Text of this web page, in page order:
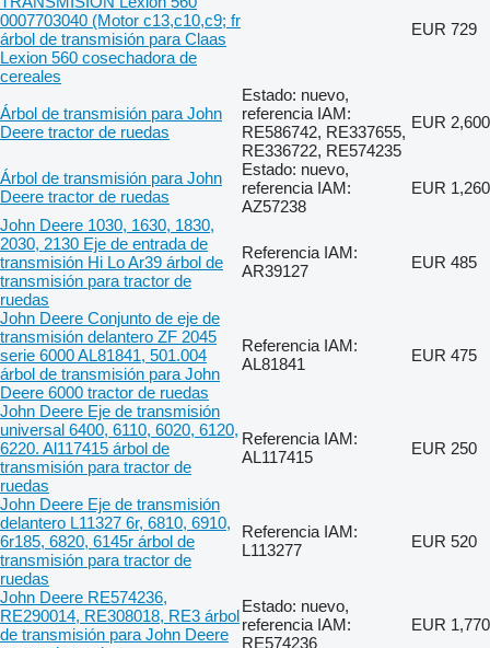
0007703040 (Motor c13,c10,c9; fr
árbol de transmisión para Claas
Lexion 560 cosechadora de
cereales
EUR 729
Árbol de transmisión para John
Deere tractor de ruedas
Estado: nuevo,
referencia IAM:
RE586742, RE337655,
RE336722, RE574235
EUR 2,600
Árbol de transmisión para John
Deere tractor de ruedas
Estado: nuevo,
referencia IAM:
AZ57238
EUR 1,260
John Deere 1030, 1630, 1830,
2030, 2130 Eje de entrada de
transmisión Hi Lo Ar39 árbol de
transmisión para tractor de
ruedas
Referencia IAM:
AR39127
EUR 485
John Deere Conjunto de eje de
transmisión delantero ZF 2045
serie 6000 AL81841, 501.004
árbol de transmisión para John
Deere 6000 tractor de ruedas
Referencia IAM:
AL81841
EUR 475
John Deere Eje de transmisión
universal 6400, 6110, 6020, 6120,
6220. Al117415 árbol de
transmisión para tractor de
ruedas
Referencia IAM:
AL117415
EUR 250
John Deere Eje de transmisión
delantero L11327 6r, 6810, 6910,
6r185, 6820, 6145r árbol de
transmisión para tractor de
ruedas
Referencia IAM:
L113277
EUR 520
John Deere RE574236,
RE290014, RE308018, RE3 árbol
de transmisión para John Deere
Estado: nuevo,
referencia IAM:
RE574236
EUR 1,770